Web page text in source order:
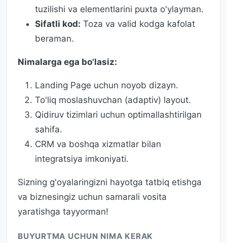
tuzilishi va elementlarini puxta o'ylayman.
Sifatli kod: Toza va valid kodga kafolat
beraman.
Nimalarga ega bo'lasiz:
Landing Page uchun noyob dizayn.
To'liq moslashuvchan (adaptiv) layout.
Qidiruv tizimlari uchun optimallashtirilgan
sahifa.
CRM va boshqa xizmatlar bilan
integratsiya imkoniyati.
Sizning g'oyalaringizni hayotga tatbiq etishga
va biznesingiz uchun samarali vosita
yaratishga tayyorman!
BUYURTMA UCHUN NIMA KERAK